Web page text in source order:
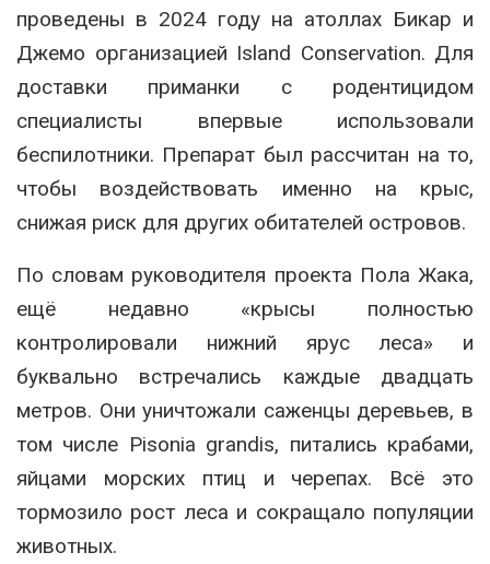
проведены в 2024 году на атоллах Бикар и
Джемо организацией Island Conservation. Для
доставки приманки с родентицидом
специалисты впервые использовали
беспилотники. Препарат был рассчитан на то,
чтобы воздействовать именно на крыс,
снижая риск для других обитателей островов.
По словам руководителя проекта Пола Жака,
ещё недавно «крысы полностью
контролировали нижний ярус леса» и
буквально встречались каждые двадцать
метров. Они уничтожали саженцы деревьев, в
том числе Pisonia grandis, питались крабами,
яйцами морских птиц и черепах. Всё это
тормозило рост леса и сокращало популяции
животных.